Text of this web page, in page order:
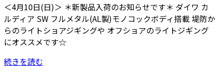
＜4月10日(日)＞ ＊新製品入荷のお知らせです＊ ダイワ カ
ルディア SW フルメタル(AL製)モノコックボディ搭載 堤防か
らのライトショアジギングや オフショアのライトジギング
にオススメです☆
続きを読む